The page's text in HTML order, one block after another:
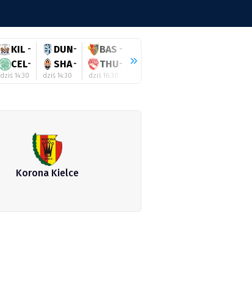
KIL -
CEL-
dziś 14:30
DUN-
SHA-
dziś 14:30
BAS -
THU-
dziś 16:30
Korona Kielce